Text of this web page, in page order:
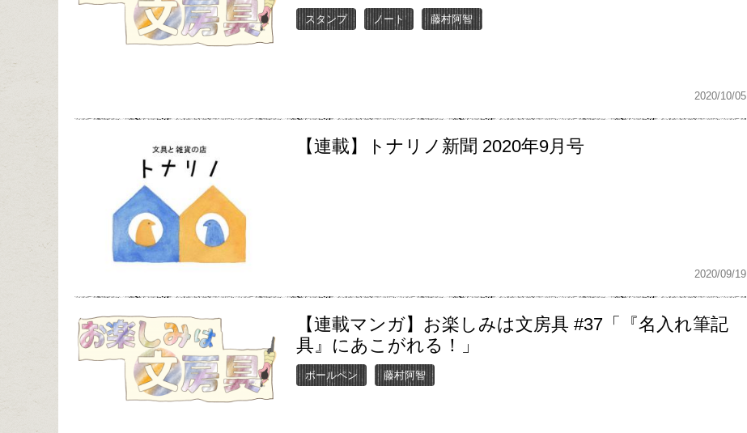
スタンプ ノート 藤村阿智
2020/10/05
【連載】トナリノ新聞 2020年9月号
2020/09/19
【連載マンガ】お楽しみは文房具 #37「『名入れ筆記
具』にあこがれる！」
ボールペン 藤村阿智